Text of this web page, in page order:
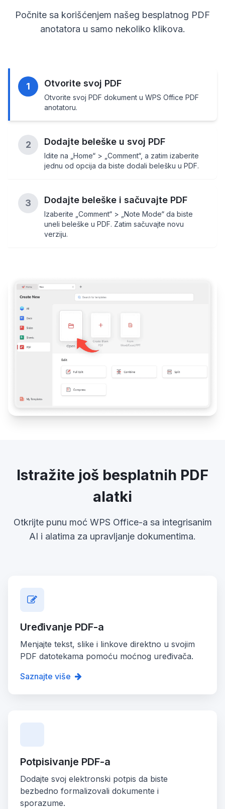
Počnite sa korišćenjem našeg besplatnog PDF
anotatora u samo nekoliko klikova.
1 Otvorite svoj PDF
Otvorite svoj PDF dokument u WPS Office PDF
anotatoru.
2 Dodajte beleške u svoj PDF
Idite na „Home“ > „Comment“, a zatim izaberite
jednu od opcija da biste dodali belešku u PDF.
3 Dodajte beleške i sačuvajte PDF
Izaberite „Comment“ > „Note Mode“ da biste
uneli beleške u PDF. Zatim sačuvajte novu
verziju.
Istražite još besplatnih PDF
alatki
Otkrijte punu moć WPS Office-a sa integrisanim
AI i alatima za upravljanje dokumentima.
Uređivanje PDF-a
Menjajte tekst, slike i linkove direktno u svojim
PDF datotekama pomoću moćnog uređivača.
Saznajte više
Potpisivanje PDF-a
Dodajte svoj elektronski potpis da biste
bezbedno formalizovali dokumente i
sporazume.